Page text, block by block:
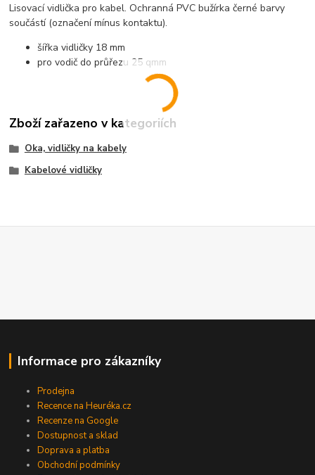
Lisovací vidlička pro kabel. Ochranná PVC bužírka černé barvy
součástí (označení mínus kontaktu).
šířka vidličky 18 mm
pro vodič do průřezu 25 qmm
Zboží zařazeno v kategoriích
Oka, vidličky na kabely
Kabelové vidličky
Informace pro zákazníky
Prodejna
Recence na Heuréka.cz
Recenze na Google
Dostupnost a sklad
Doprava a platba
Obchodní podmínky